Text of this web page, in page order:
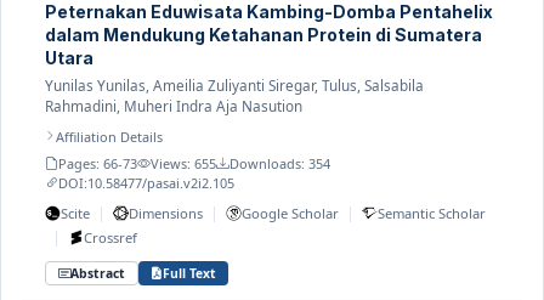
Peternakan Eduwisata Kambing-Domba Pentahelix
dalam Mendukung Ketahanan Protein di Sumatera
Utara
Yunilas Yunilas, Ameilia Zuliyanti Siregar, Tulus, Salsabila
Rahmadini, Muheri Indra Aja Nasution
Affiliation Details
Pages: 66-73
Views: 655
Downloads: 354
DOI:10.58477/pasai.v2i2.105
Scite | Dimensions | Google Scholar | Semantic Scholar
| Crossref
Abstract Full Text